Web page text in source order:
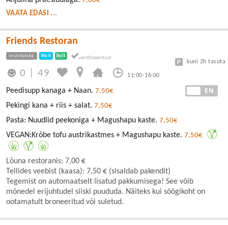
VAATA EDASI ...
Friends Restoran
MUSTAMÄE Wolt Bolt
0 |49 11:00-16:00
kuni 2h tasuta
EN
Peedisupp kanaga + Naan. 7,50€
Pekingi kana + riis + salat. 7,50€
Pasta: Nuudlid peekoniga + Magushapu kaste. 7,50€
VEGAN:Krõbe tofu austrikastmes + Magushapu kaste. 7,50€
Lõuna restoranis: 7,00 €
Tellides veebist (kaasa): 7,50 € (sisaldab pakendit)
Tegemist on automaatselt lisatud pakkumisega! See võib
mõnedel erijuhtudel siiski puududa. Näiteks kui söögikoht on
ootamatult broneeritud või suletud.